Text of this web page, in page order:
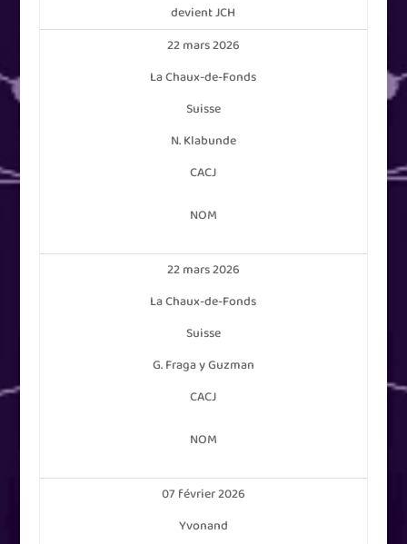
devient JCH
22 mars 2026
La Chaux-de-Fonds
Suisse
N. Klabunde
CACJ
NOM
22 mars 2026
La Chaux-de-Fonds
Suisse
G. Fraga y Guzman
CACJ
NOM
07 février 2026
Yvonand